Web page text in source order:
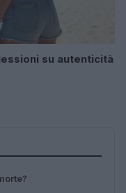
su autenticità